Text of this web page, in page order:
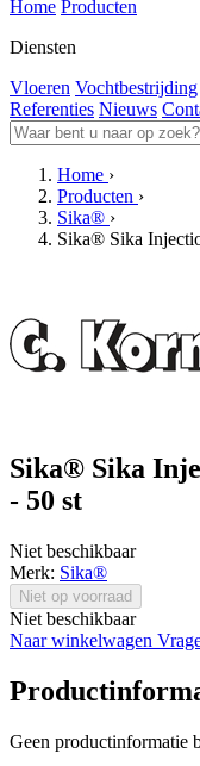
Home Producten
Diensten
Vloeren Vochtbestrijding
Referenties Nieuws
Home ›
Producten ›
Sika® ›
Sika® Sika
Sika® Sika
- 50 st
Niet beschikbaar
Merk: Sika®
Niet op voorraad
Niet beschikbaar
Naar winkelwagen
Geen productinformatie